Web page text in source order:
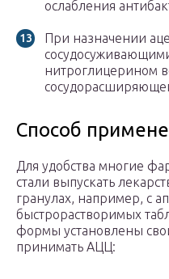
ослабления
При назначении
нитроглицерином
Способ
Для удобства многие
стали выпускать
гранулах, например, с
быстрорастворимых
формы установлены
принимать АЦЦ: